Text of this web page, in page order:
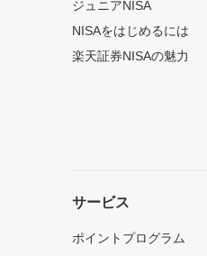
ジュニアNISA
NISAをはじめるには
楽天証券NISAの魅力
サービス
ポイントプログラム